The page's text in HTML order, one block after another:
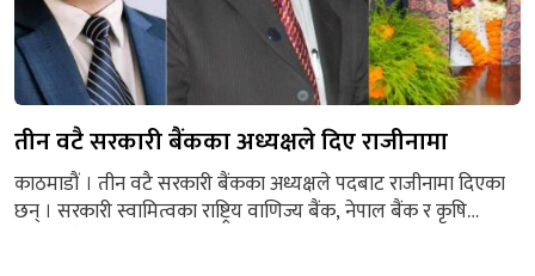
तीन वटै सरकारी बैंकका अध्यक्षले दिए राजीनामा
काठमाडौं । तीन वटै सरकारी बैंकका अध्यक्षले पदबाट राजीनामा दिएका
छन् । सरकारी स्वामित्वका राष्ट्रिय वाणिज्य बैंक, नेपाल बैंक र कृषि